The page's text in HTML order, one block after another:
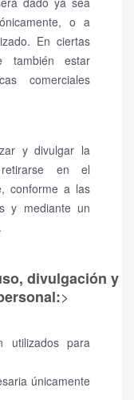
o a
En ciertas
también estar
comerciales
y divulgar la
retirarse en el
conforme a las
y mediante un
divulgación y
>
utilizados para
únicamente